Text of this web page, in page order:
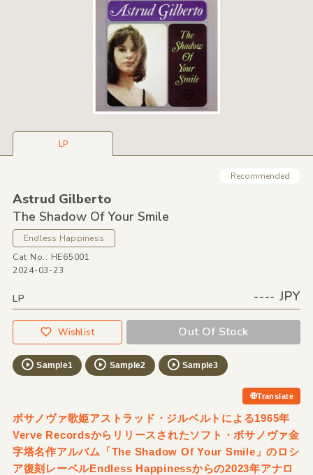
LP
Recommended
Astrud Gilberto
The Shadow Of Your Smile
Endless Happiness
Cat No.: HE65001
2024-03-23
LP ---- JPY
Wishlist Out Of Stock
Sample1 Sample2 Sample3
Translate
ボサノヴァ歌姫アストラッド・ジルベルトによる1965年
Verve Recordsからリリースされたソフト・ボサノヴァ金
字塔名作アルバム「The Shadow Of Your Smile」のロシ
ア復刻レーベルEndless Happinessからの2023年アナロ